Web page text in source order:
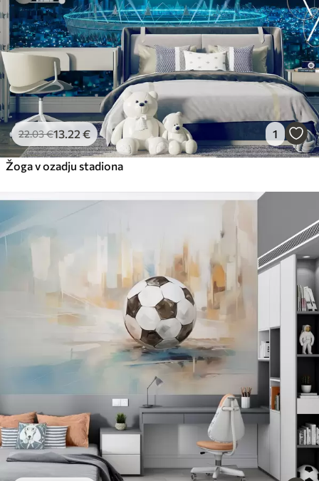
65.0039.00€/m²
Peel and Stick
49.00€/m²
22.03€13 .22 € 1
Žoga v ozadju stadiona